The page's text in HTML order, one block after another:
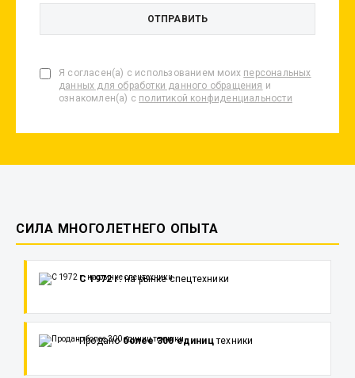
Я согласен(а) с использованием моих персональных
данных для обработки данного обращения и
ознакомлен(а) с политикой конфиденциальности
СИЛА МНОГОЛЕТНЕГО ОПЫТА
С 1972 г.на рынке спецтехники
Проданоболее 300 едиництехники